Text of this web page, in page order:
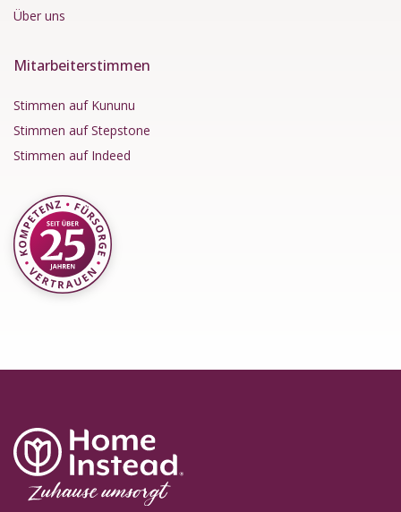
Über uns
Mitarbeiterstimmen
Stimmen auf Kununu
Stimmen auf Stepstone
Stimmen auf Indeed